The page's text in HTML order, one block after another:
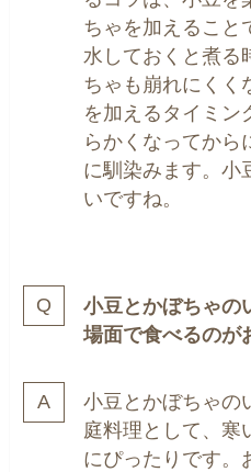
ちゃを加えること
水しておくと煮る
ちゃも崩れにくく
を加えるタイミン
らかくなってから
に馴染みます。小
いですね。
小豆とかぼちゃの
場面で食べるのが
小豆とかぼちゃの
庭料理として、寒
にぴったりです。